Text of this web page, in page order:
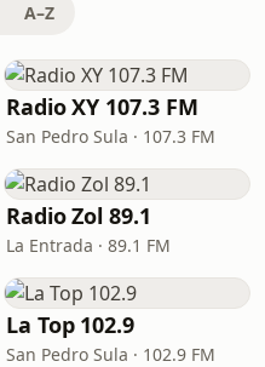
A–Z
Radio XY 107.3 FM
San Pedro Sula · 107.3 FM
Radio Zol 89.1
La Entrada · 89.1 FM
La Top 102.9
San Pedro Sula · 102.9 FM